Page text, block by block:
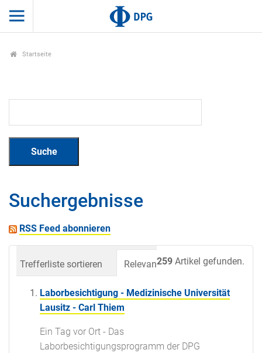
Startseite
Suchergebnisse
RSS Feed abonnieren
259 Artikel gefunden.
Trefferliste sortieren Relevanz Datum
Laborbesichtigung - Medizinische Universität
Lausitz - Carl Thiem
Ein Tag vor Ort - Das
Laborbesichtigungsprogramm der DPG